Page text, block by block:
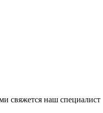
свяжется наш специалист